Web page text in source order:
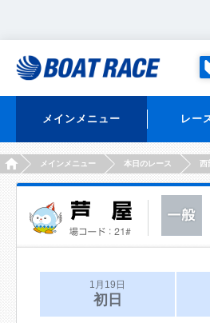
メインメニュー レー
HOMEメインメニュー 本日のレース 西
1月19日
初日